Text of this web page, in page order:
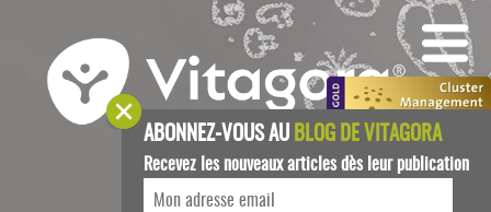
ABONNEZ-VOUS AUBLOG DE VITAGORA
Recevez les nouveaux articles dès leur publication